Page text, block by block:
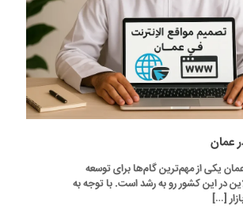
عمان
یکی از مهم‌ترین گام‌ها برای توسعه
در این کشور رو به رشد است. با توجه به
[…]